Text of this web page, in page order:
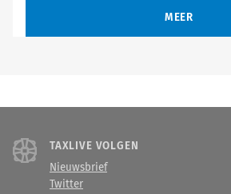
MEER
TAXLIVE VOLGEN
Nieuwsbrief
Twitter